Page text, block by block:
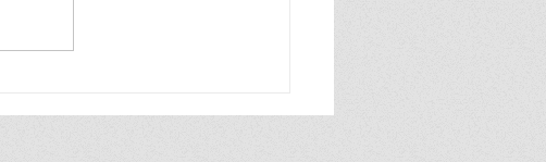
แรร์รับเดือนไหว้พระจันทร์ ชวน